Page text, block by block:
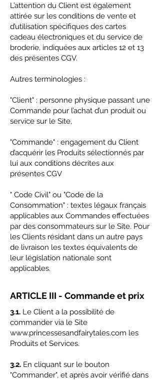
L’attention du Client est également
attirée sur les conditions de vente et
d’utilisation spécifiques des cartes
cadeau électroniques et du service de
broderie, indiquées aux articles 12 et 13
des présentes CGV.
Autres terminologies :
"Client" : personne physique passant une
Commande pour l’achat d’un produit ou
service sur le Site,
"Commande" : engagement du Client
d’acquérir les Produits sélectionnés par
lui aux conditions décrites aux
présentes CGV
" Code Civil" ou "Code de la
Consommation" : textes légaux français
applicables aux Commandes effectuées
par des consommateurs sur le Site. Pour
les Clients résidant dans un autre pays
de livraison les textes équivalents de
leur législation nationale sont
applicables.
ARTICLE III - Commande et prix
3.1. Le Client a la possibilité de
commander via le Site
www.princessesandfairytales.com les
Produits et Services.
3.2. En cliquant sur le bouton
"Commander", et après avoir vérifié dans